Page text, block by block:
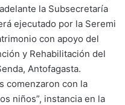
la Subsecretaría
ejecutado por la Seremi
con apoyo del
y Rehabilitación del
Antofagasta.
comenzaron con la
niños”, instancia en la